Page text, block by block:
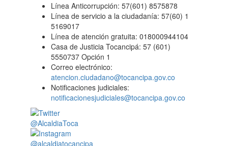
Línea Anticorrupción: 57(601) 8575878
Línea de servicio a la ciudadanía: 57(60) 1
5169017
Línea de atención gratuita: 018000944104
Casa de Justicia Tocancipá: 57 (601)
5550737 Opción 1
Correo electrónico:
atencion.ciudadano@tocancipa.gov.co
Notificaciones judiciales:
notificacionesjudiciales@tocancipa.gov.co
@AlcaldiaToca
@alcaldiatocancipa